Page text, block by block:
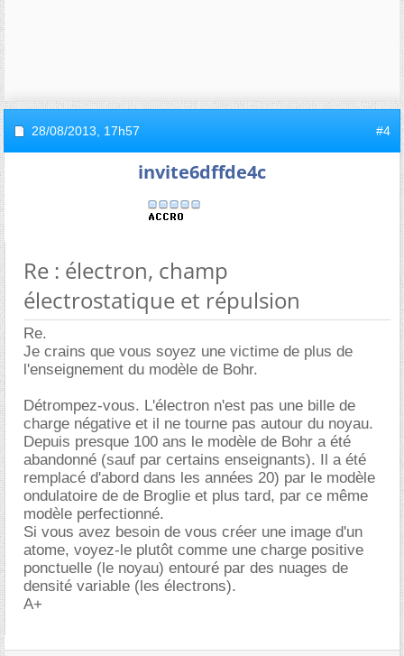
28/08/2013, 17h57 #4
invite6dffde4c
Re : électron, champ
électrostatique et répulsion
Re.
Je crains que vous soyez une victime de plus de
l'enseignement du modèle de Bohr.
Détrompez-vous. L'électron n'est pas une bille de
charge négative et il ne tourne pas autour du noyau.
Depuis presque 100 ans le modèle de Bohr a été
abandonné (sauf par certains enseignants). Il a été
remplacé d'abord dans les années 20) par le modèle
ondulatoire de de Broglie et plus tard, par ce même
modèle perfectionné.
Si vous avez besoin de vous créer une image d'un
atome, voyez-le plutôt comme une charge positive
ponctuelle (le noyau) entouré par des nuages de
densité variable (les électrons).
A+